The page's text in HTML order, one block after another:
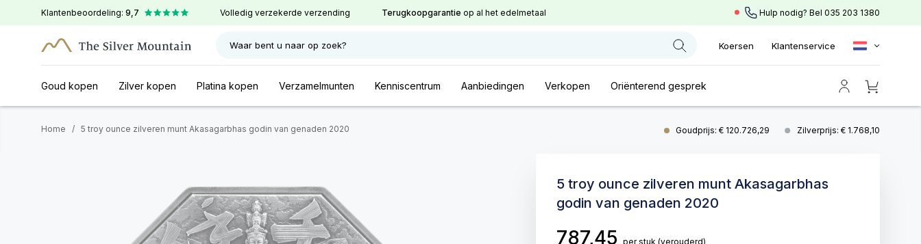
Klantenbeoordeling: 9,7 Volledig verzekerde verzending Terugkoopgarantie op al het edelmetaal Hulp nodig? Bel 035 203 1380
Waar bent u naar op zoek? Koersen Klantenservice
Goud kopen Zilver kopen Platina kopen Verzamelmunten Kenniscentrum Aanbiedingen Verkopen Oriënterend gesprek
Home / 5 troy ounce zilveren munt Akasagarbhas godin van genaden 2020 Goudprijs: € 120.726,29 Zilverprijs: € 1.768,10
5 troy ounce zilveren munt Akasagarbhas
godin van genaden 2020
787,45 per stuk (verouderd)